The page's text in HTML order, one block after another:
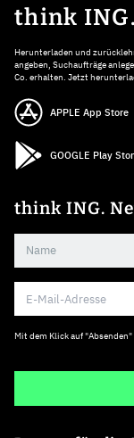
think ING.
Herunterladen und
angeben, Suchaufträge
Co. erhalten. Jetzt
APPLE App Store
GOOGLE Play
think ING.
Mit dem Klick auf